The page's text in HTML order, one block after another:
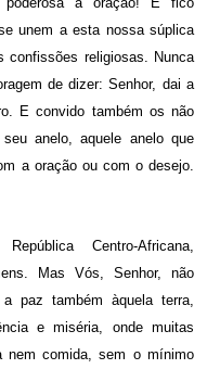
unem a esta nossa súplica
religiosas. Nunca
de dizer: Senhor, dai a
E convido também os não
anelo, aquele anelo que
a oração ou com o desejo.
Centro-Africana,
Mas Vós, Senhor, não
paz também àquela terra,
e miséria, onde muitas
nem comida, sem o mínimo